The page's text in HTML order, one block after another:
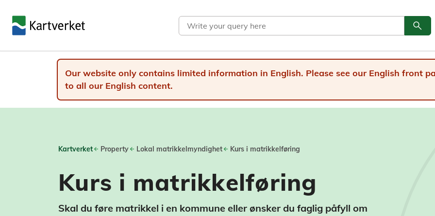
Search
Go to
search
Our website only contains limited information in English. Please see our English front
to all our English content.
Kartverket Property Lokal matrikkelmyndighet Kurs i matrikkelføring
Kurs i matrikkelføring
Skal du føre matrikkel i en kommune eller ønsker du faglig påfyll om